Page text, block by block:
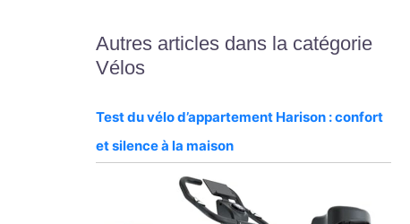
r
Autres articles dans la catégorie
Vélos
Test du vélo d’appartement Harison : confort
et silence à la maison